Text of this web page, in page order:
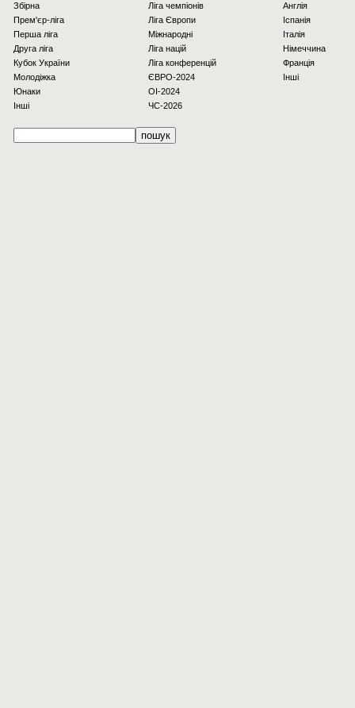
Збірна
Прем'єр-ліга
Перша ліга
Друга ліга
Кубок України
Молодіжка
Юнаки
Інші
Ліга чемпіонів
Ліга Європи
Міжнародні
Ліга націй
Ліга конференцій
ЄВРО-2024
OI-2024
ЧС-2026
Англія
Іспанія
Італія
Німеччина
Франція
Інші